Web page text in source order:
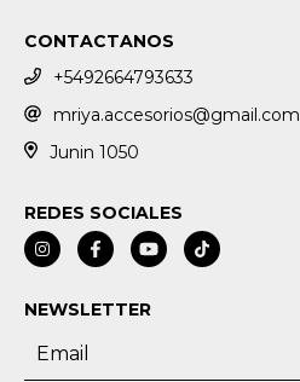
CONTACTANOS
+5492664793633
mriya.accesorios@gmail.com
Junin 1050
REDES SOCIALES
NEWSLETTER